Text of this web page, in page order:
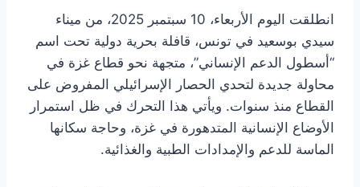
انطلقت اليوم الأربعاء، 10 سبتمبر 2025، من ميناء
سيدي بوسعيد في تونس، قافلة بحرية دولية تحت اسم
“أسطول الدعم الإنساني”، متجهة نحو قطاع غزة في
محاولة جديدة لتحدي الحصار الإسرائيلي المفروض على
القطاع منذ سنوات. ويأتي هذا التحرك في ظل استمرار
الأوضاع الإنسانية المتدهورة في غزة، وحاجة سكانها
الماسة للدعم والإمدادات الطبية والغذائية.